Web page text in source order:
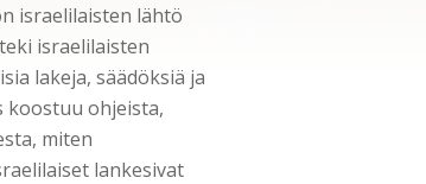
israelilaisten lähtö
israelilaisten
lakeja, säädöksiä ja
koostuu ohjeista,
miten
lankesivat